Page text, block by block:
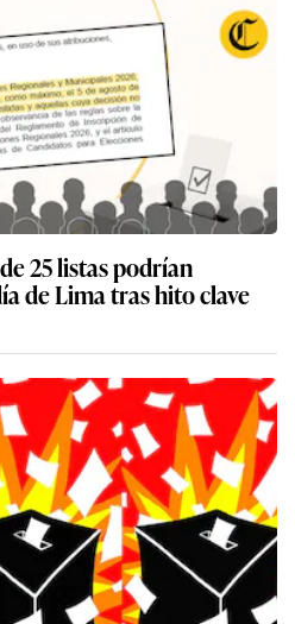
25 listas podrían
de Lima tras hito clave